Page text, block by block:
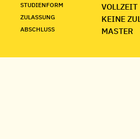
STUDIENFORM VOLLZEIT
ZULASSUNG KEINE
ABSCHLUSS MASTER